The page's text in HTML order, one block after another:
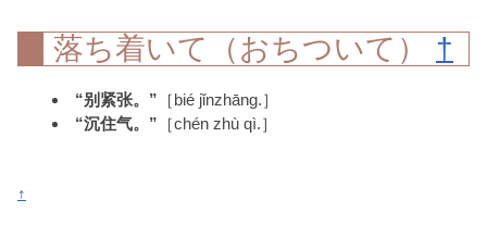
落ち着いて（おちついて） †
“别紧张。” ［bié jǐnzhāng.］
“沉住气。” ［chén zhù qì.］
↑